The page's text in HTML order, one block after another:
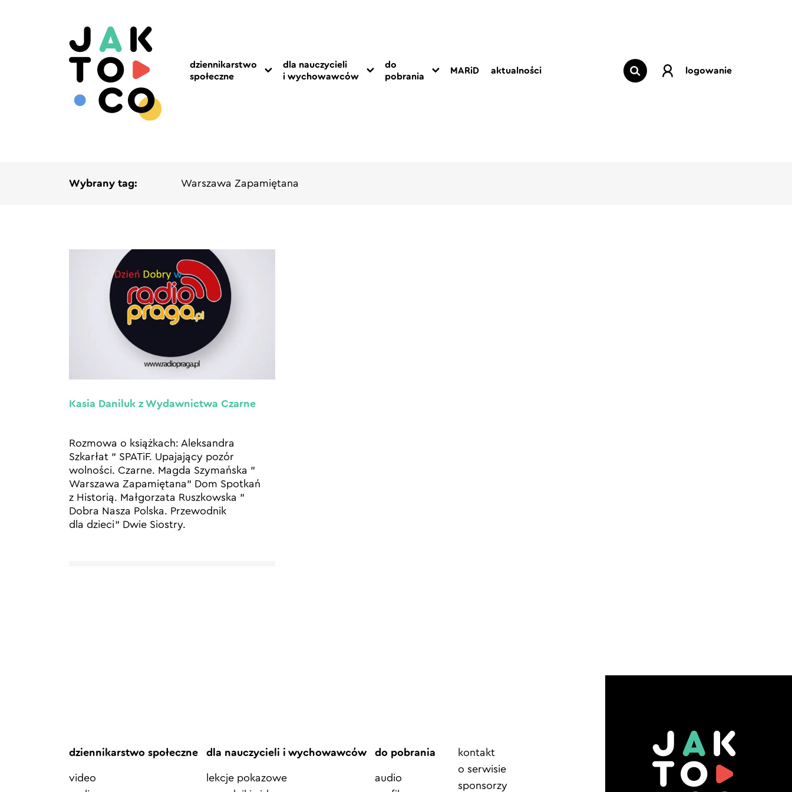
dziennikarstwo
społeczne
dla nauczycieli
i wychowawców
do
pobrania
MARiD aktualności logowanie
Wybrany tag: Warszawa Zapamiętana
Kasia Daniluk z Wydawnictwa Czarne
Rozmowa o książkach: Aleksandra
Szkarłat ” SPATiF. Upajający pozór
wolności. Czarne. Magda Szymańska ”
Warszawa Zapamiętana” Dom Spotkań
z Historią. Małgorzata Ruszkowska ”
Dobra Nasza Polska. Przewodnik
dla dzieci” Dwie Siostry.
dziennikarstwo społeczne
video
dla nauczycieli i wychowawców
lekcje pokazowe
do pobrania
audio
Element
menu
kontakt
o serwisie
sponsorzy